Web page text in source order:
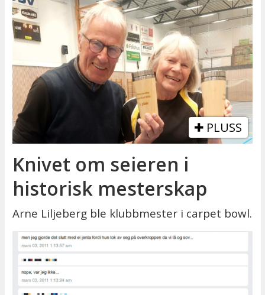
PLUSS
Knivet om seieren i
historisk mesterskap
Arne Liljeberg ble klubbmester i carpet bowl.